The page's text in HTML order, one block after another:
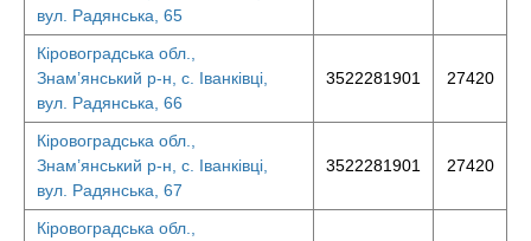
вул. Радянська, 65
Кіровоградська обл.,
Знам’янський р-н, с. Іванківці,
вул. Радянська, 66
3522281901 27420
Кіровоградська обл.,
Знам’янський р-н, с. Іванківці,
вул. Радянська, 67
3522281901 27420
Кіровоградська обл.,